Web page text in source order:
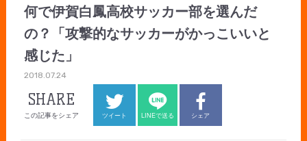
何で伊賀白鳳高校サッカー部を選んだ
の？「攻撃的なサッカーがかっこいいと
感じた」
2018.07.24
SHARE
この記事をシェア ツイート LINEで送る シェア